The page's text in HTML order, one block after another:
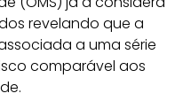
revelando que a
a uma série
comparável aos